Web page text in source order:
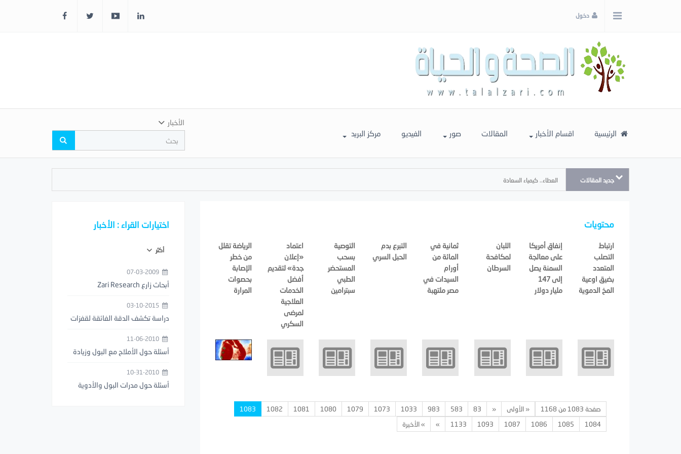
دخول
الرئيسية اقسام الأخبار المقالات صور الفيديو مركز البريد
الأخبار
جديد المقالات العطاء.. كيمياء السعادة
محتويات
ارتباط
التصلب
المتعدد
بضيق اوعية
المخ الدموية
إنفاق أمريكا
على معالجة
السمنة يصل
إلى 147
مليار دولار
اللبان
لمكافحة
السرطان
ثمانية في
المائة من
أورام
السيدات في
مصر ملتهبة‏‏
التبرع بدم
الحبل السري
التوصية
بسحب
المستحضر
الطبي
سبترامين
اعتماد
«إعلان
جدة» لتقديم
أفضل
الخدمات
العلاجية
لمرضى
السكري
الرياضة تقلل
من خطر
الإصابة
بحصوات
المرارة
صفحة 1083 من 1168 « الأولى «
83
583
983
1033
1073
1079
1080
1081
1082
1083
1084
1085
1086
1087
1093
1133
» » الأخيرة
اختيارات القراء : الأخبار
أكثر
07-03-2009
أبحاث زارع Zari Research
03-10-2015
دراسة تكشف الدقة الفائقة لقفزات
11-06-2010
أسئلة حول الأملاح مع البول وزيادة
10-31-2010
أسئلة حول مدرات البول والأدوية